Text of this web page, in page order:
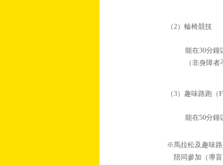
（2）輪椅競技
能在30分鐘
（非身障
（3）趣味路跑（
能在50分鐘
※馬拉松及趣味路
陪同參加（導